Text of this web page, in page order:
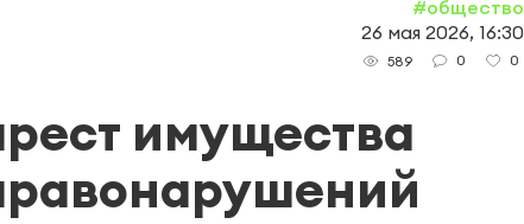
#общество
26 мая 2026, 16:30
589 0 0
имущества